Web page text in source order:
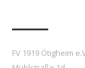
FV 1919 Ötigheim